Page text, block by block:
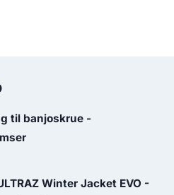
til banjoskrue -
Winter Jacket EVO -